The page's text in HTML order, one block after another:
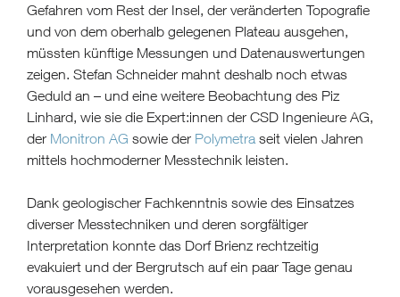
Gefahren vom Rest der Insel, der veränderten Topografie
und von dem oberhalb gelegenen Plateau ausgehen,
müssten künftige Messungen und Datenauswertungen
zeigen. Stefan Schneider mahnt deshalb noch etwas
Geduld an – und eine weitere Beobachtung des Piz
Linhard, wie sie die Expert:innen der CSD Ingenieure AG,
der Monitron AG sowie der Polymetra seit vielen Jahren
mittels hochmoderner Messtechnik leisten.
Dank geologischer Fachkenntnis sowie des Einsatzes
diverser Messtechniken und deren sorgfältiger
Interpretation konnte das Dorf Brienz rechtzeitig
evakuiert und der Bergrutsch auf ein paar Tage genau
vorausgesehen werden.